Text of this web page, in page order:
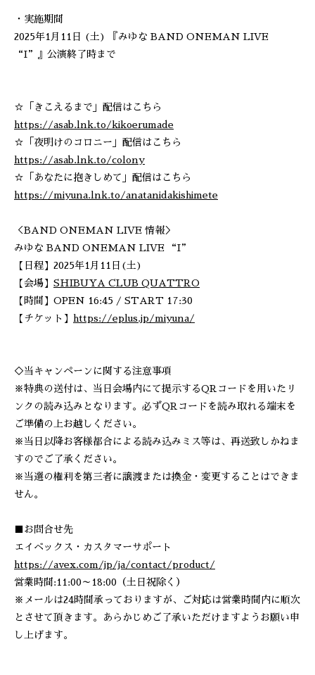
・実施期間
2025年1月11日 (土) 『みゆな BAND ONEMAN LIVE
“I”』公演終了時まで
☆「きこえるまで」配信はこちら
https://asab.lnk.to/kikoerumade
☆「夜明けのコロニー」配信はこちら
https://asab.lnk.to/colony
☆「あなたに抱きしめて」配信はこちら
https://miyuna.lnk.to/anatanidakishimete
＜BAND ONEMAN LIVE 情報＞
みゆな BAND ONEMAN LIVE “I”
【日程】2025年1月11日(土)
【会場】 SHIBUYA CLUB QUATTRO
【時間】OPEN 16:45 / START 17:30
【チケット】
https://eplus.jp/miyuna/
◇当キャンペーンに関する注意事項
※特典の送付は、当日会場内にて提示するQRコードを用いたリ
ンクの読み込みとなります。必ずQRコードを読み取れる端末を
ご準備の上お越しください。
※当日以降お客様都合による読み込みミス等は、再送致しかねま
すのでご了承ください。
※当選の権利を第三者に譲渡または換金・変更することはできま
せん。
■お問合せ先
エイベックス・カスタマーサポート
https://avex.com/jp/ja/contact/product/
営業時間:11:00～18:00（土日祝除く）
※メールは24時間承っておりますが、ご対応は営業時間内に順次
とさせて頂きます。あらかじめご了承いただけますようお願い申
し上げます。